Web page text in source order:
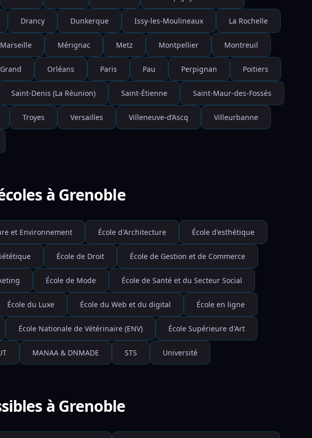
Drancy Dunkerque Issy-les-Moulineaux La Rochelle
Marseille Mérignac Metz Montpellier Montreuil
Orléans Paris Pau Perpignan Poitiers
Saint-Denis (La Réunion) Saint-Étienne Saint-Maur-des-Fossés
Troyes Versailles Villeneuve-d’Ascq Villeurbanne
à Grenoble
et Environnement École d'Architecture École d'esthétique
École de Droit École de Gestion et de Commerce
École de Mode École de Santé et du Secteur Social
École du Luxe École du Web et du digital École en ligne
École Nationale de Vétérinaire (ENV) École Supérieure d'Art
MANAA & DNMADE STS Université
à Grenoble